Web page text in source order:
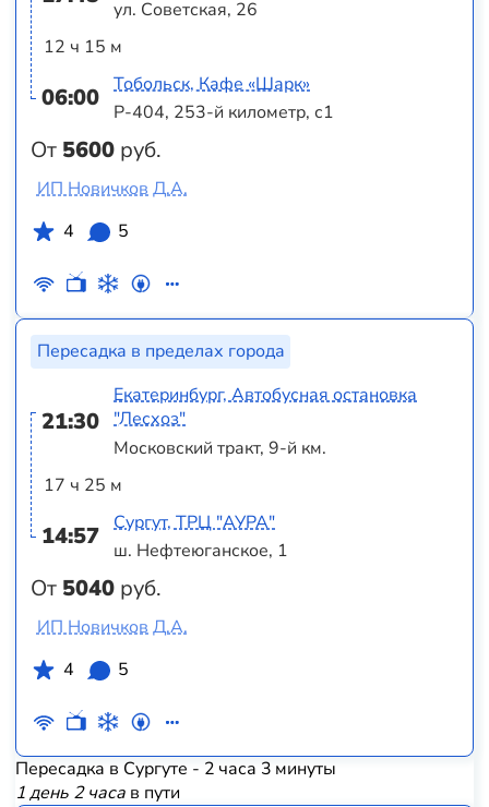
12 ч 15 м
06:00
От 5600 руб.
ул. Советская, 26
Тобольск, Кафе «Шарк»
Р-404, 253-й километр, с1
ИП Новичков Д.А.
4
5
Пересадка в пределах города
21:30
17 ч 25 м
14:57
От 5040 руб.
Екатеринбург, Автобусная остановка
"Лесхоз"
Московский тракт, 9-й км.
Сургут, ТРЦ "АУРА"
ш. Нефтеюганское, 1
ИП Новичков Д.А.
4
5
Пересадка в Сургуте - 2 часа 3 минуты
1 день 2 часав пути